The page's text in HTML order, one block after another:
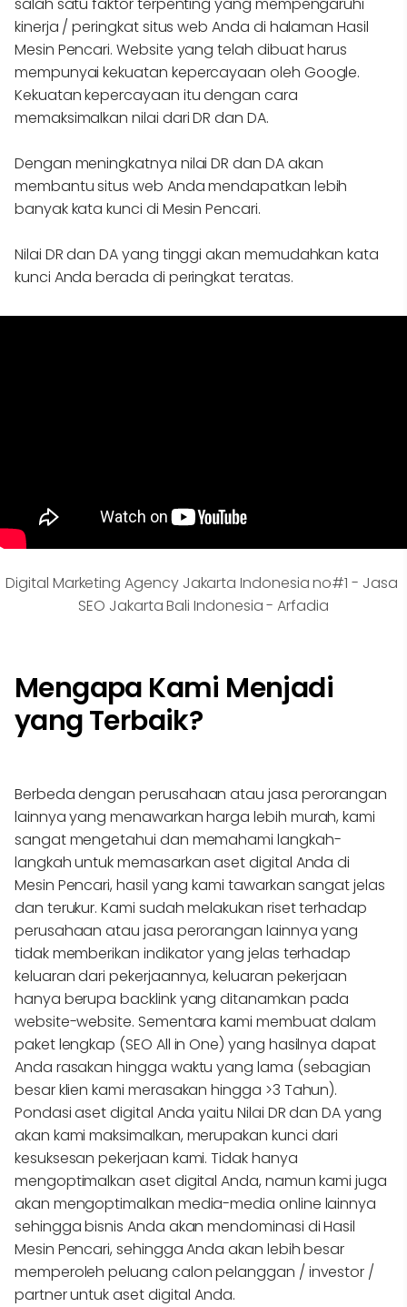
kinerja / peringkat situs web Anda di halaman Hasil
Mesin Pencari. Website yang telah dibuat harus
mempunyai kekuatan kepercayaan oleh Google.
Kekuatan kepercayaan itu dengan cara
memaksimalkan nilai dari DR dan DA.
Dengan meningkatnya nilai DR dan DA akan
membantu situs web Anda mendapatkan lebih
banyak kata kunci di Mesin Pencari.
Nilai DR dan DA yang tinggi akan memudahkan kata
kunci Anda berada di peringkat teratas.
Digital Marketing Agency Jakarta Indonesia no#1 - Jasa
SEO Jakarta Bali Indonesia - Arfadia
Mengapa Kami Menjadi
yang Terbaik?
Berbeda dengan perusahaan atau jasa perorangan
lainnya yang menawarkan harga lebih murah, kami
sangat mengetahui dan memahami langkah-
langkah untuk memasarkan aset digital Anda di
Mesin Pencari, hasil yang kami tawarkan sangat jelas
dan terukur. Kami sudah melakukan riset terhadap
perusahaan atau jasa perorangan lainnya yang
tidak memberikan indikator yang jelas terhadap
keluaran dari pekerjaannya, keluaran pekerjaan
hanya berupa backlink yang ditanamkan pada
website-website. Sementara kami membuat dalam
paket lengkap (SEO All in One) yang hasilnya dapat
Anda rasakan hingga waktu yang lama (sebagian
besar klien kami merasakan hingga >3 Tahun).
Pondasi aset digital Anda yaitu Nilai DR dan DA yang
akan kami maksimalkan, merupakan kunci dari
kesuksesan pekerjaan kami. Tidak hanya
mengoptimalkan aset digital Anda, namun kami juga
akan mengoptimalkan media-media online lainnya
sehingga bisnis Anda akan mendominasi di Hasil
Mesin Pencari, sehingga Anda akan lebih besar
memperoleh peluang calon pelanggan / investor /
partner untuk aset digital Anda.